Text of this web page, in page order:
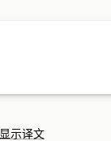
显示译文